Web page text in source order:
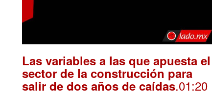
Las variables a las que apuesta el
sector de la construcción para
salir de dos años de caídas.01:20